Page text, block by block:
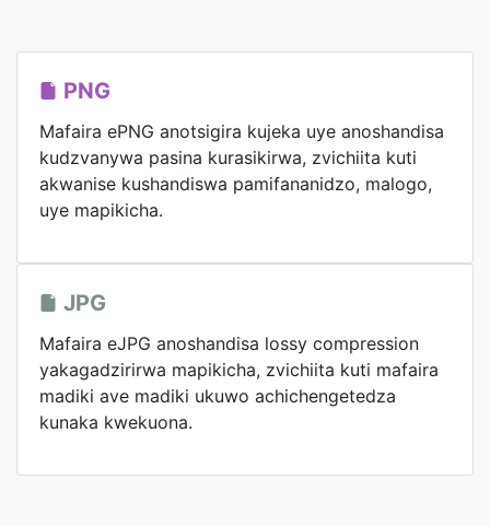
PNG
Mafaira ePNG anotsigira kujeka uye anoshandisa
kudzvanywa pasina kurasikirwa, zvichiita kuti
akwanise kushandiswa pamifananidzo, malogo,
uye mapikicha.
JPG
Mafaira eJPG anoshandisa lossy compression
yakagadzirirwa mapikicha, zvichiita kuti mafaira
madiki ave madiki ukuwo achichengetedza
kunaka kwekuona.